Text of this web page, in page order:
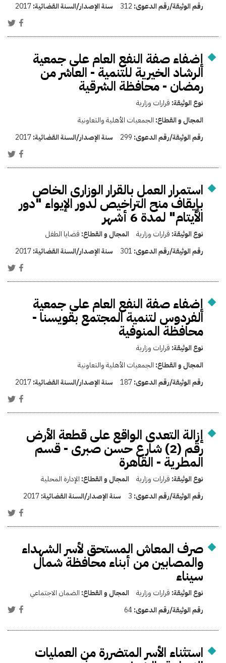
رقم الوثيقة/رقم الدعوى: 312 سنة الإصدار/السنة القضائية:2017
إضفاء صفة النفع العام على جمعية
الرشاد الخيرية للتنمية - العاشر من
رمضان - محافظة الشرقية
نوع الوثيقة: قرارات وزارية
المجال و القطاع: الجمعيات الأهلية والتعاونية
رقم الوثيقة/رقم الدعوى: 299 سنة الإصدار/السنة القضائية:2017
استمرار العمل بالقرار الوزارى الخاص
بإيقاف منح التراخيص لدور الإيواء "دور
الأيتام" لمدة 6 أشهر
نوع الوثيقة: قرارات وزارية المجال و القطاع: قضايا الطفل
رقم الوثيقة/رقم الدعوى: 301 سنة الإصدار/السنة القضائية:2017
إضفاء صفة النفع العام على جمعية
الفردوس لتنمية المجتمع بقويسنا -
محافظة المنوفية
نوع الوثيقة: قرارات وزارية
المجال و القطاع: الجمعيات الأهلية والتعاونية
رقم الوثيقة/رقم الدعوى:187 سنة الإصدار/السنة القضائية:2017
إزالة التعدى الواقع على قطعة الأرض
رقم (2) شارع حسن صبرى - قسم
المطرية - القاهرة
نوع الوثيقة: قرارات وزارية المجال و القطاع: الإدارة المحلية
رقم الوثيقة/رقم الدعوى: 3 سنة الإصدار/السنة القضائية:2017
صرف المعاش المستحق لأسر الشهداء
والمصابين من أبناء محافظة شمال
سيناء
نوع الوثيقة: قرارات وزارية المجال و القطاع: الضمان الاجتماعي
رقم الوثيقة/رقم الدعوى:64
استثناء الأسر المتضررة من العمليات